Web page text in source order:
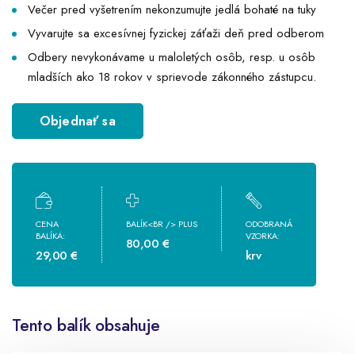
Večer pred vyšetrením nekonzumujte jedlá bohaté na tuky
Vyvarujte sa excesívnej fyzickej záťaži deň pred odberom
Odbery nevykonávame u maloletých osôb, resp. u osôb
mladších ako 18 rokov v sprievode zákonného zástupcu.
Objednať sa
CENA
BALÍKA:
29,00 €
BALÍK<BR /> PLUS
80,00 €
ODOBRANÁ
VZORKA:
krv
Tento balík obsahuje